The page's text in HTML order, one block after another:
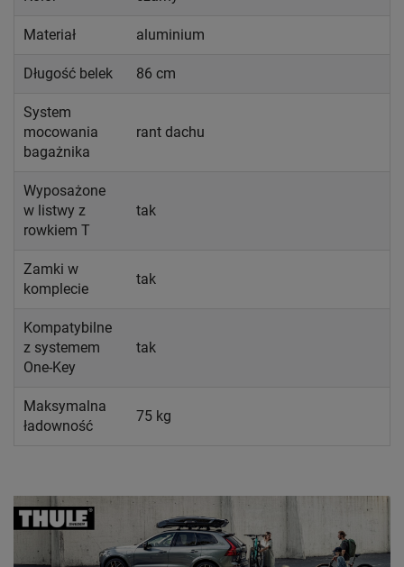
Materiał aluminium
Długość belek 86 cm
System
mocowania
bagażnika
rant dachu
Wyposażone
w listwy z
rowkiem T
tak
Zamki w
komplecie
tak
Kompatybilne
z systemem
One-Key
tak
Maksymalna
ładowność
75 kg